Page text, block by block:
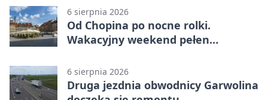
6 sierpnia 2026
Od Chopina po nocne rolki.
Wakacyjny weekend pełen
6 sierpnia 2026
Druga jezdnia obwodnicy Garwolina